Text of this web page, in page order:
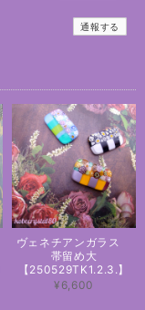
通報する
ヴェネチアンガラス
帯留め大
【250529TK1.2.3.】
¥6,600